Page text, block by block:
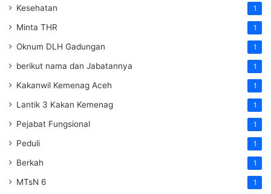
Kesehatan 1
Minta THR 1
Oknum DLH Gadungan 1
berikut nama dan Jabatannya 1
Kakanwil Kemenag Aceh 1
Lantik 3 Kakan Kemenag 1
Pejabat Fungsional 1
Peduli 1
Berkah 1
MTsN 6 1